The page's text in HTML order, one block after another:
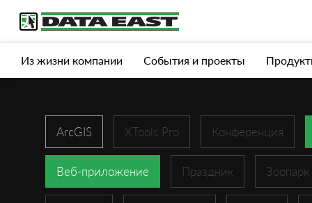
Услуги Продукты Истории успеха
Из жизни компании События и проекты
ArcGIS XTools Pro Конференция
Веб-приложение Праздник Зоопарк